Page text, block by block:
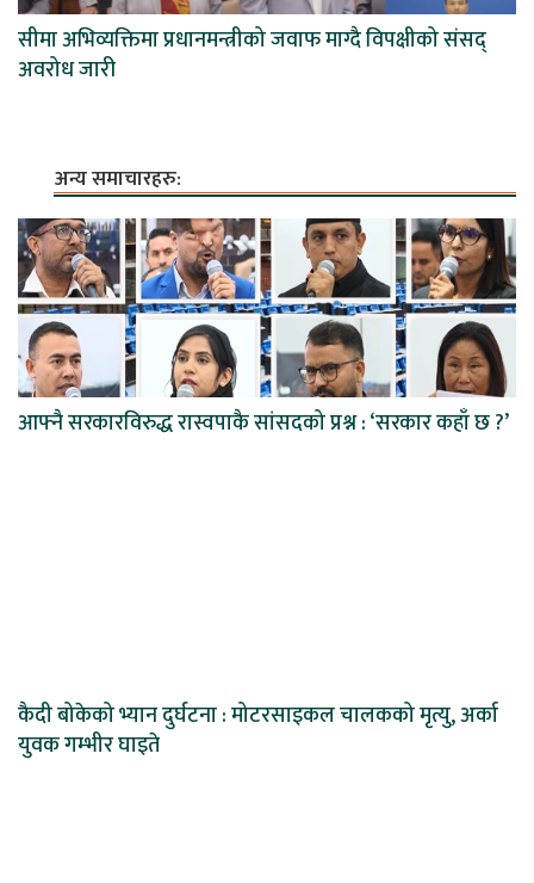
सीमा अभिव्यक्तिमा प्रधानमन्त्रीको जवाफ माग्दै विपक्षीको संसद्
अवरोध जारी
अन्य समाचारहरु:
आफ्नै सरकारविरुद्ध रास्वपाकै सांसदको प्रश्न : ‘सरकार कहाँ छ ?’
कैदी बोकेको भ्यान दुर्घटना : मोटरसाइकल चालकको मृत्यु, अर्का
युवक गम्भीर घाइते